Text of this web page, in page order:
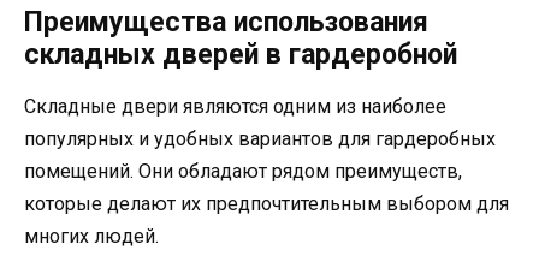
Преимущества использования
складных дверей в гардеробной
Складные двери являются одним из наиболее
популярных и удобных вариантов для гардеробных
помещений. Они обладают рядом преимуществ,
которые делают их предпочтительным выбором для
многих людей.